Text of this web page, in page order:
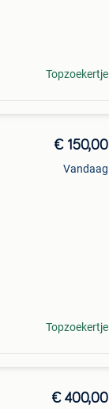
Topzoekertje
€ 150,00
Vandaag
Topzoekertje
€ 400,00